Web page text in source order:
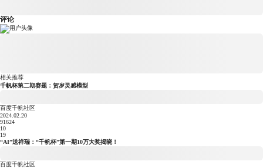
评论
相关推荐
千帆杯第二期赛题：贺岁灵感模型
百度千帆社区
2024.02.20
91624
10
19
“AI”送祥瑞：“千帆杯”第一期10万大奖揭晓！
百度千帆社区